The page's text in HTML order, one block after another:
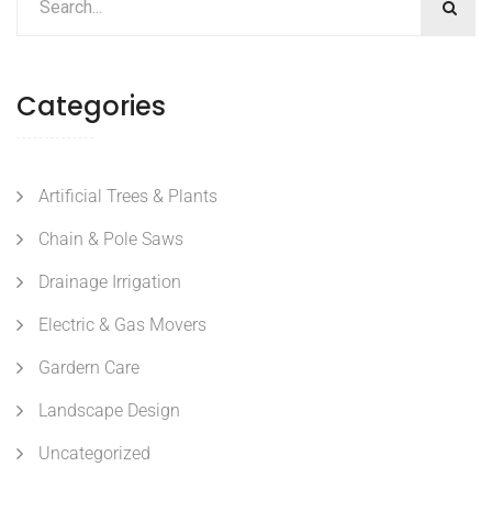
Categories
Artificial Trees & Plants
Chain & Pole Saws
Drainage Irrigation
Electric & Gas Movers
Gardern Care
Landscape Design
Uncategorized